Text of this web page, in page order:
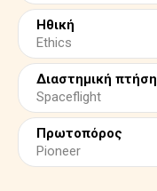
Ηθική
Ethics
Διαστημική πτήση
Spaceflight
Πρωτοπόρος
Pioneer